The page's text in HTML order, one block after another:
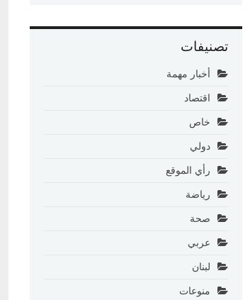
تصنيفات
أخبار مهمة
اقتصاد
خاص
دولي
رأي الموقع
رياضة
صحة
عربي
لبنان
منوعات